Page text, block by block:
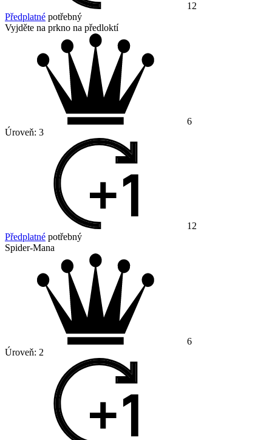
12
Předplatné potřebný
Vyjděte na prkno na předloktí
6
Úroveň: 3
12
Předplatné potřebný
Spider-Mana
6
Úroveň: 2